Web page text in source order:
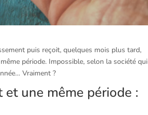
puis reçoit, quelques mois plus tard,
période. Impossible, selon la société qui
Vraiment ?
une même période :